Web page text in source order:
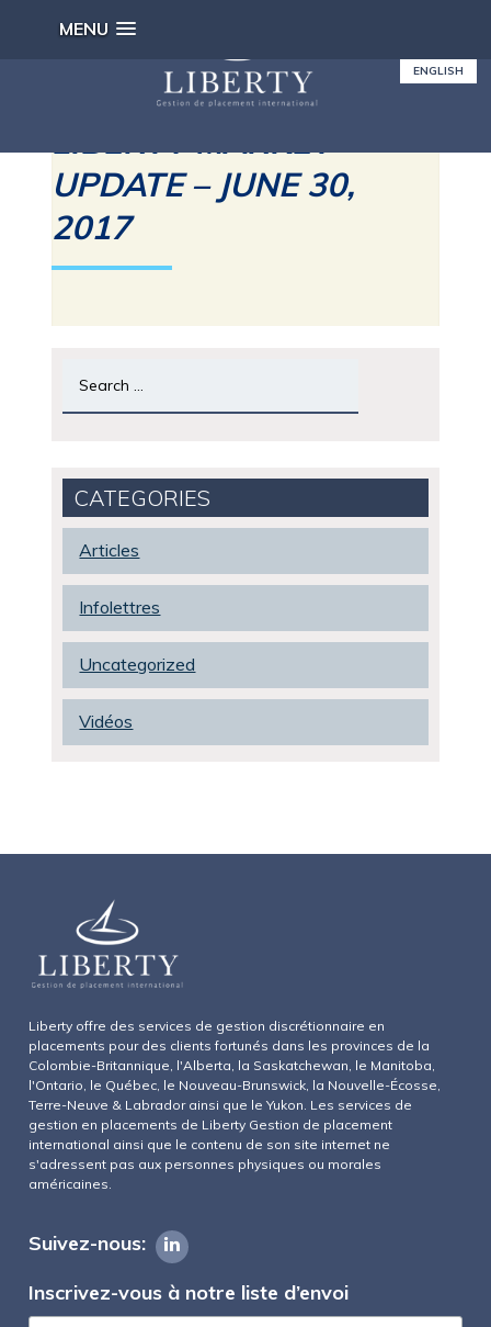
MENU
ENGLISH
LIBERTY MARKET
UPDATE – JUNE 30,
2017
for:
CATEGORIES
Articles
Infolettres
Uncategorized
Vidéos
Liberty offre des services de gestion discrétionnaire en
placements pour des clients fortunés dans les provinces de la
Colombie-Britannique, l'Alberta, la Saskatchewan, le Manitoba,
l'Ontario, le Québec, le Nouveau-Brunswick, la Nouvelle-Écosse,
Terre-Neuve & Labrador ainsi que le Yukon. Les services de
gestion en placements de Liberty Gestion de placement
international ainsi que le contenu de son site internet ne
s'adressent pas aux personnes physiques ou morales
américaines.
Suivez-nous:
Inscrivez-vous à notre liste d’envoi